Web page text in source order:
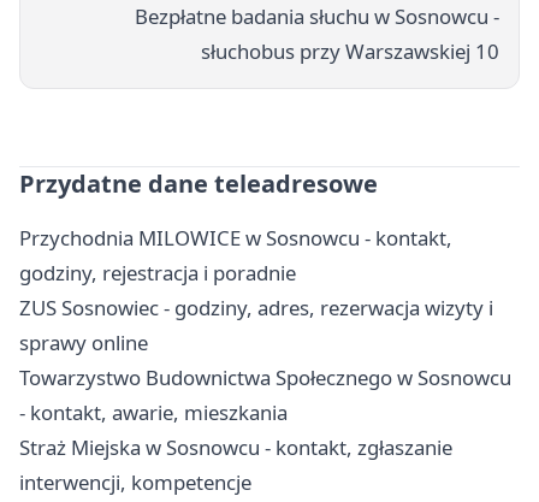
Bezpłatne badania słuchu w Sosnowcu -
słuchobus przy Warszawskiej 10
Przydatne dane teleadresowe
Przychodnia MILOWICE w Sosnowcu - kontakt,
godziny, rejestracja i poradnie
ZUS Sosnowiec - godziny, adres, rezerwacja wizyty i
sprawy online
Towarzystwo Budownictwa Społecznego w Sosnowcu
- kontakt, awarie, mieszkania
Straż Miejska w Sosnowcu - kontakt, zgłaszanie
interwencji, kompetencje